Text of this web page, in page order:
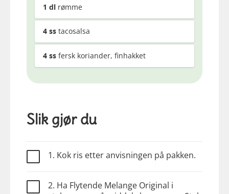
1 dl rømme
4 ss tacosalsa
4 ss fersk koriander, finhakket
Slik gjør du
1. Kok ris etter anvisningen på pakken.
2. Ha Flytende Melange Original i